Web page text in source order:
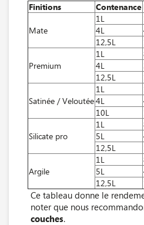
Finitions Contenance
Mate
1L
4L
12,5L
Premium
1L
4L
12,5L
Satinée / Veloutée
1L
4L
10L
Silicate pro
1L
5L
12,5L
Argile
1L
5L
12,5L
Ce tableau donne le
noter que nous
couches.